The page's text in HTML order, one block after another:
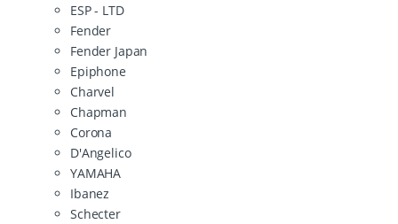
ESP - LTD
Fender
Fender Japan
Epiphone
Charvel
Chapman
Corona
D'Angelico
YAMAHA
Ibanez
Schecter